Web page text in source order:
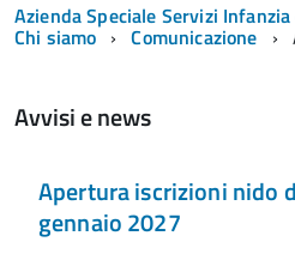
Azienda Speciale Servizi
Chi siamo Comunicazione
Avvisi e news
Apertura iscrizioni nido
gennaio 2027